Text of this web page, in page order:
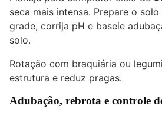
seca mais intensa. Prepare o
grade, corrija pH e baseie
solo.
Rotação com braquiária ou
estrutura e reduz pragas.
Adubação, rebrota e controle